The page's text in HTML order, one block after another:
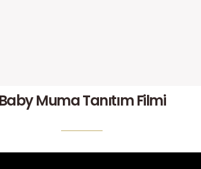
Baby Muma Tanıtım Filmi